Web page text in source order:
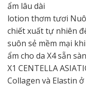
ẩm lâu dài
lotion thơm tươi
chiết xuất tự nhiên
suôn sẻ mềm mại
ẩm cho da X4 sẵn
X1 CENTELLA
Collagen và Elastin